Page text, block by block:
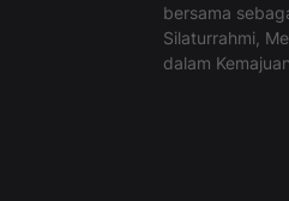
bersama
Silaturrahmi,
dalam